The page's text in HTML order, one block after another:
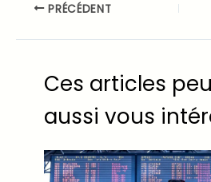
PRÉCÉDENT
Ces articles
aussi vous